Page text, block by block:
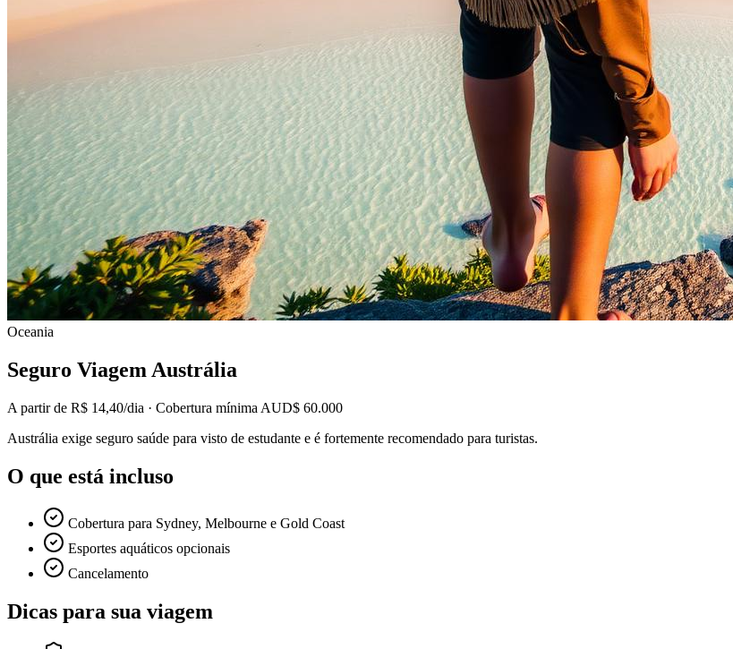
Oceania
Seguro Viagem Austrália
A partir de R$ 14,40/dia · Cobertura mínima AUD$ 60.000
Austrália exige seguro saúde para visto de estudante e é fortemente recomendado para turistas.
O que está incluso
Cobertura para Sydney, Melbourne e Gold Coast
Esportes aquáticos opcionais
Cancelamento
Dicas para sua viagem